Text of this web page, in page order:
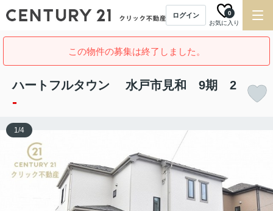
ログイン
お気に入り
0
この物件の募集は終了しました。
ハートフルタウン 水戸市見和 9期 2
-
1/4